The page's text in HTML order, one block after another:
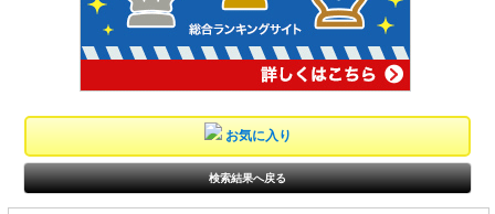
お気に入り
検索結果へ戻る